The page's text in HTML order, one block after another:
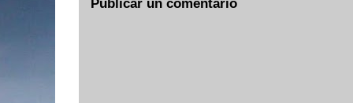
Publicar un comentario